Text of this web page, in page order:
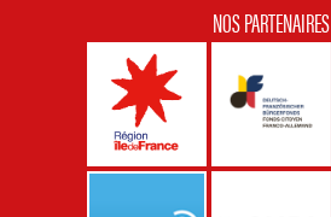
NOS PARTENAIRES